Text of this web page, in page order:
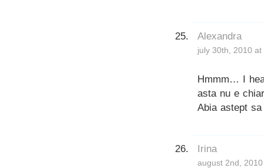
Alexandra
july 30th, 2010
Hmmm… I
asta nu e
Abia astept
Irina
august 2nd,